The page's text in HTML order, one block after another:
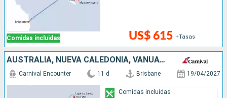
Comidas incluidas US$ 615 +Tasas
AUSTRALIA, NUEVA CALEDONIA, VANUATU
Carnival Encounter 11 d Brisbane 19/04/2027
Comidas incluidas